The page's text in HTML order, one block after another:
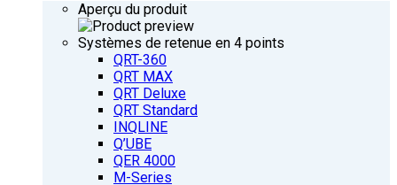
Aperçu du produit
Systèmes de retenue en 4 points
QRT-360
QRT MAX
QRT Deluxe
QRT Standard
INQLINE
Q’UBE
QER 4000
M-Series